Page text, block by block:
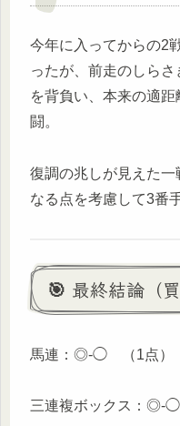
今年に入ってからの2
ったが、前走のしら
を背負い、本来の適
闘。
復調の兆しが見えた
なる点を考慮して3番
🎯 最終結論（買
馬連：◎-◯ （1点）
三連複ボックス：◎-